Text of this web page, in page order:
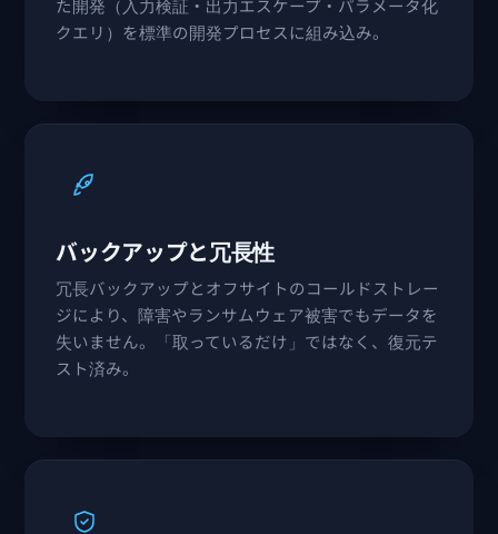
た開発（入力検証・出力エスケープ・パラメータ化
クエリ）を標準の開発プロセスに組み込み。
バックアップと冗長性
冗長バックアップとオフサイトのコールドストレー
ジにより、障害やランサムウェア被害でもデータを
失いません。「取っているだけ」ではなく、復元テ
スト済み。